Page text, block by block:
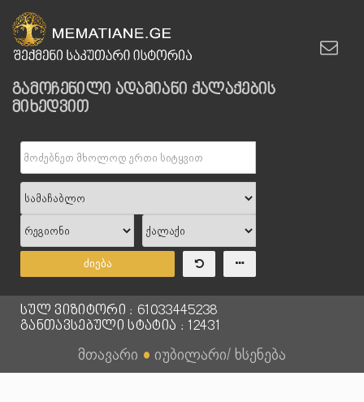
გამოჩენილი ადამიანი ქალაქების
მიხედვით
ძიება
სულ ვიზიტორი : 61033445238
განთავსებული სტატია : 12431
მთავარი ● იუბილარი/ ხსენება